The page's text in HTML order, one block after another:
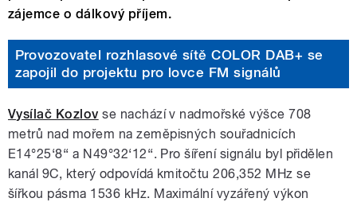
zájemce o dálkový příjem.
Provozovatel rozhlasové sítě COLOR DAB+ se
zapojil do projektu pro lovce FM signálů
Vysílač Kozlov se nachází v nadmořské výšce 708
metrů nad mořem na zeměpisných souřadnicích
E14°25‘8‘‘ a N49°32‘12‘‘. Pro šíření signálu byl přidělen
kanál 9C, který odpovídá kmitočtu 206,352 MHz se
šířkou pásma 1536 kHz. Maximální vyzářený výkon